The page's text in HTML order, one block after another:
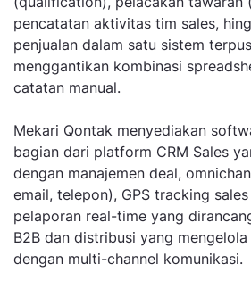
pencatatan aktivitas tim sales,
penjualan dalam satu sistem
menggantikan kombinasi
catatan manual.
Mekari Qontak menyediakan
bagian dari platform CRM Sales
dengan manajemen deal,
email, telepon), GPS tracking
pelaporan real-time yang
B2B dan distribusi yang
dengan multi-channel komunikasi.